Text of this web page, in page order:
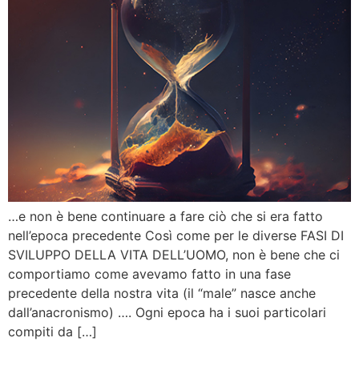
…e non è bene continuare a fare ciò che si era fatto
nell’epoca precedente Così come per le diverse FASI DI
SVILUPPO DELLA VITA DELL’UOMO, non è bene che ci
comportiamo come avevamo fatto in una fase
precedente della nostra vita (il “male” nasce anche
dall’anacronismo) …. Ogni epoca ha i suoi particolari
compiti da […]